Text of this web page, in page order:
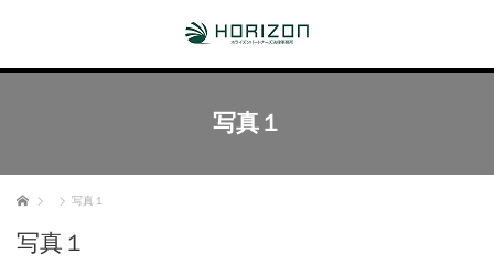
写真１
ホーム 写真１
写真１